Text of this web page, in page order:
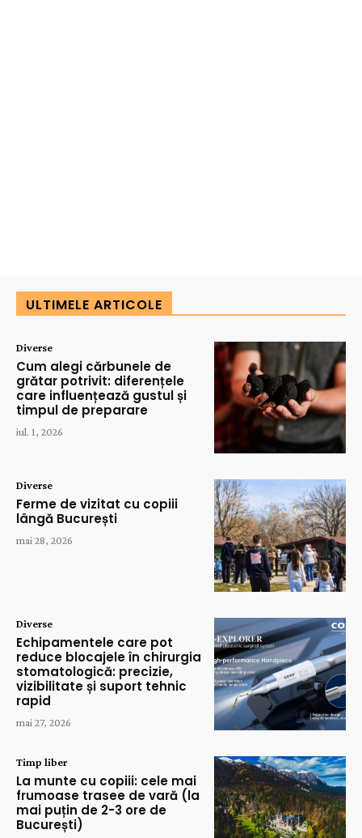
ULTIMELE ARTICOLE
Diverse
Cum alegi cărbunele de
grătar potrivit: diferențele
care influențează gustul și
timpul de preparare
iul. 1, 2026
Diverse
Ferme de vizitat cu copiii
lângă București
mai 28, 2026
Diverse
Echipamentele care pot
reduce blocajele în chirurgia
stomatologică: precizie,
vizibilitate și suport tehnic
rapid
mai 27, 2026
Timp liber
La munte cu copiii: cele mai
frumoase trasee de vară (la
mai puțin de 2-3 ore de
București)